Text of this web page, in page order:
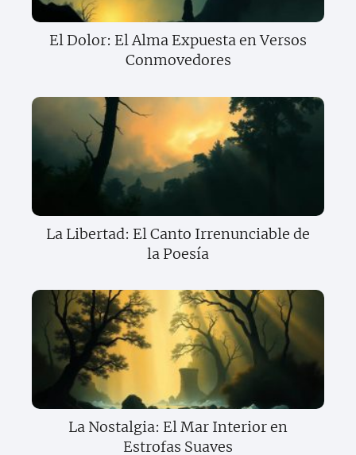
El Dolor: El Alma Expuesta en Versos
Conmovedores
La Libertad: El Canto Irrenunciable de
la Poesía
La Nostalgia: El Mar Interior en
Estrofas Suaves